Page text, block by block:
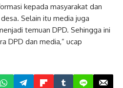
kepada masyarakat dan
Selain itu media juga
temuan DPD. Sehingga ini
DPD dan media,” ucap